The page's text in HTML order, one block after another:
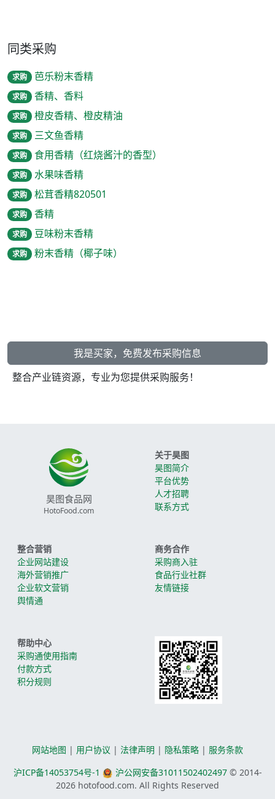
同类采购
求购 芭乐粉末香精
求购 香精、香料
求购 橙皮香精、橙皮精油
求购 三文鱼香精
求购 食用香精（红烧酱汁的香型）
求购 水果味香精
求购 松茸香精820501
求购 香精
求购 豆味粉末香精
求购 粉末香精（椰子味）
我是买家，免费发布采购信息
整合产业链资源，专业为您提供采购服务！
昊图食品网
HotoFood.com
关于昊图
昊图简介
平台优势
人才招聘
联系方式
整合营销
企业网站建设
海外营销推广
企业软文营销
舆情通
商务合作
采购商入驻
食品行业社群
友情链接
帮助中心
采购通使用指南
付款方式
积分规则
网站地图 | 用户协议 | 法律声明 | 隐私策略 | 服务条款
沪ICP备14053754号-1
沪公网安备31011502402497© 2014-
2026 hotofood.com. All Rights Reserved